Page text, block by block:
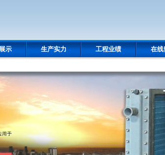
示 生产实力 工程业绩 在线